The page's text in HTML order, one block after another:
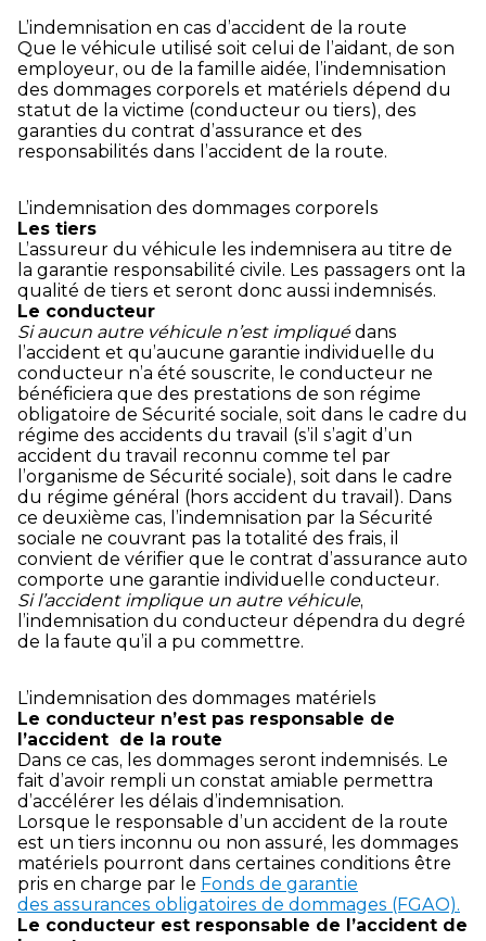
L’indemnisation en cas d’accident de la route
Que le véhicule utilisé soit celui de l’aidant, de son
employeur, ou de la famille aidée, l’indemnisation
des dommages corporels et matériels dépend du
statut de la victime (conducteur ou tiers), des
garanties du contrat d’assurance et des
responsabilités dans l’accident de la route.
L’indemnisation des dommages corporels
Les tiers
L’assureur du véhicule les indemnisera au titre de
la garantie responsabilité civile. Les passagers ont la
qualité de tiers et seront donc aussi indemnisés.
Le conducteur
Si aucun autre véhicule n’est impliquédans
l’accident et qu’aucune garantie individuelle du
conducteur n’a été souscrite, le conducteur ne
bénéficiera que des prestations de son régime
obligatoire de Sécurité sociale, soit dans le cadre du
régime des accidents du travail (s’il s’agit d’un
accident du travail reconnu comme tel par
l’organisme de Sécurité sociale), soit dans le cadre
du régime général (hors accident du travail). Dans
ce deuxième cas, l’indemnisation par la Sécurité
sociale ne couvrant pas la totalité des frais, il
convient de vérifier que le contrat d’assurance auto
comporte une garantie individuelle conducteur.
Si l’accident implique un autre véhicule,
l’indemnisation du conducteur dépendra du degré
de la faute qu’il a pu commettre.
L’indemnisation des dommages matériels
Le conducteur n’est pas responsable de
l’accident de la route
Dans ce cas, les dommages seront indemnisés. Le
fait d’avoir rempli un constat amiable permettra
d’accélérer les délais d’indemnisation.
Lorsque le responsable d’un accident de la route
est un tiers inconnu ou non assuré, les dommages
matériels pourront dans certaines conditions être
pris en charge par le Fonds de garantie
des assurances obligatoires de dommages (FGAO).
Le conducteur est responsable de l’accident de